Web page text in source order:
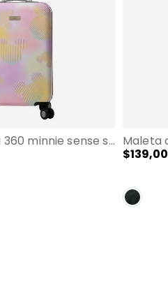
Maleta de cabina 360 minnie sense scapes 10 kilos rosada
$139,00